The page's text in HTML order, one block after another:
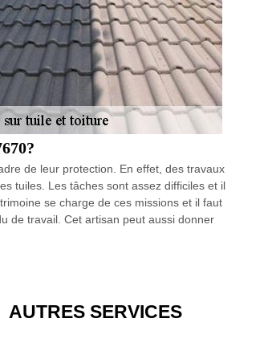
de leur protection. En effet, des travaux
tuiles. Les tâches sont assez difficiles et il
se charge de ces missions et il faut
de travail. Cet artisan peut aussi donner
AUTRES SERVICES